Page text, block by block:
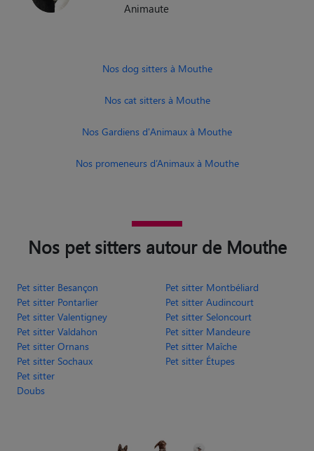
Animaute
Nos dog sitters à Mouthe
Nos cat sitters à Mouthe
Nos Gardiens d'Animaux à Mouthe
Nos promeneurs d’Animaux à Mouthe
Nos pet sitters autour de Mouthe
Pet sitter Besançon
Pet sitter Montbéliard
Pet sitter Pontarlier
Pet sitter Audincourt
Pet sitter Valentigney
Pet sitter Seloncourt
Pet sitter Valdahon
Pet sitter Mandeure
Pet sitter Ornans
Pet sitter Maîche
Pet sitter Sochaux
Pet sitter Étupes
Pet sitter
Doubs